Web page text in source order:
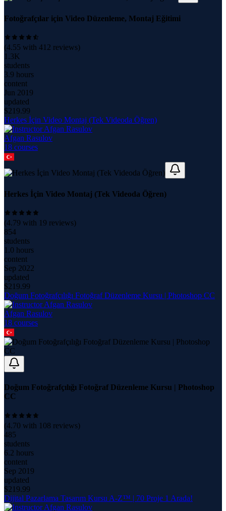
Fotoğrafçılar için Video Düzenleme, Montaj Eğitimi
(4.55 with 412 reviews)
1.3K
students
3.9 hours
content
Jun 2019
updated
$219.99
Herkes İçin Video Montaj (Tek Videoda Öğren)
Afgan Rasulov
18 courses
Herkes İçin Video Montaj (Tek Videoda Öğren)
(4.79 with 19 reviews)
854
students
1.0 hours
content
Sep 2022
updated
$219.99
Doğum Fotoğrafçılığı Fotoğraf Düzenleme Kursu | Photoshop CC
Afgan Rasulov
18 courses
Doğum Fotoğrafçılığı Fotoğraf Düzenleme Kursu | Photoshop
CC
(4.70 with 108 reviews)
485
students
6.2 hours
content
Sep 2019
updated
$219.99
Dijital Pazarlama Tasarım Kursu A-Z™ | 70 Proje 1 Arada!